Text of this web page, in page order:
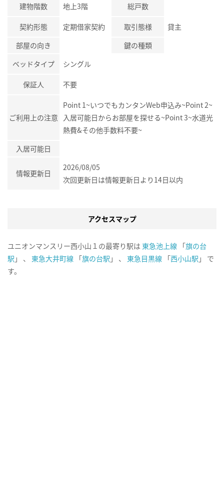
建物階数
地上3階 総戸数
契約形態 定期借家契約 取引態様
貸主
部屋の向き
鍵の種類
ベッドタイプ
シングル
保証人 不要
ご利用上の注意
Point 1~いつでもカンタンWeb申込み~Point 2~
入居可能日からお部屋を探せる~Point 3~水道光
熱費&その他手数料不要~
入居可能日
情報更新日
2026/08/05
次回更新日は情報更新日より14日以内
アクセスマップ
ユニオンマンスリー西小山１の最寄り駅は 東急池上線 「旗の台
駅 」 、 東急大井町線 「旗の台駅 」 、 東急目黒線 「西小山駅 」 で
す。